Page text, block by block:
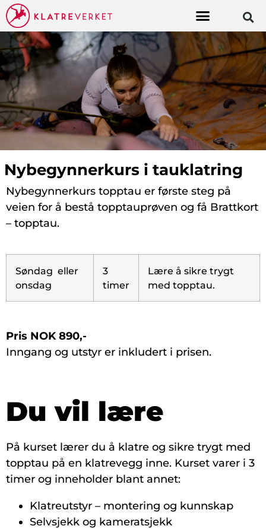
Nybegynnerkurs i tauklatring
Nybegynnerkurs topptau er første steg på
veien for å bestå topptauprøven og få Brattkort
– topptau.
Søndag eller
onsdag
3
timer
Lære å sikre trygt
med topptau.
Pris NOK 890,-
Inngang og utstyr er inkludert i prisen.
Du vil lære
På kurset lærer du å klatre og sikre trygt med
topptau på en klatrevegg inne. Kurset varer i 3
timer og inneholder blant annet:
Klatreutstyr – montering og kunnskap
Selvsjekk og kameratsjekk